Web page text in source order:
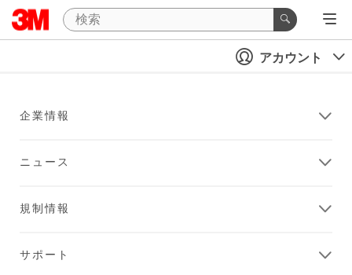
アカウント
企業情報
ニュース
規制情報
サポート